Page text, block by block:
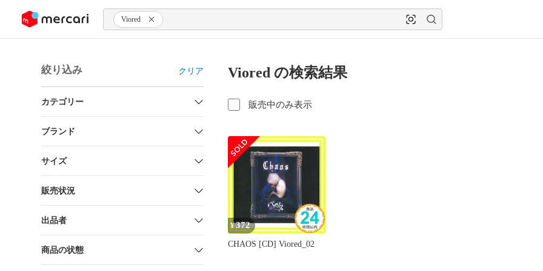
ツにスキップ Viored
絞り込み クリア
カテゴリー
ブランド
サイズ
販売状況
出品者
商品の状態
Viored の検索結果
販売中のみ表示
¥372
CHAOS [CD] Viored_02